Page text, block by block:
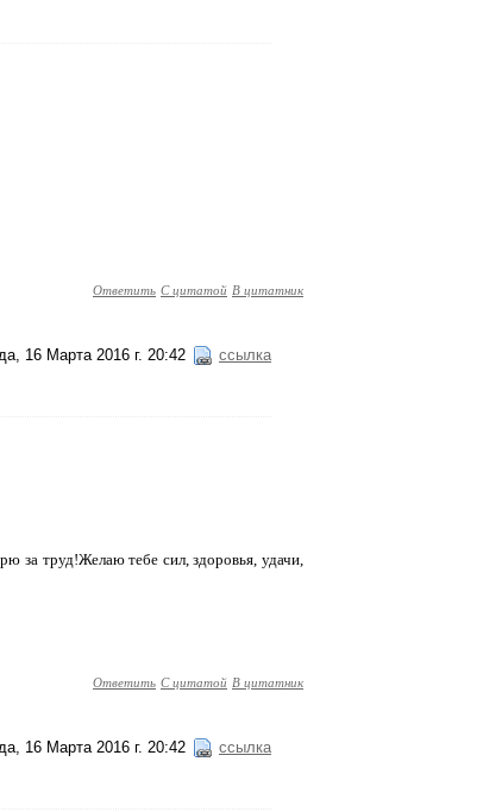
Ответить С цитатой В цитатник
16 Марта 2016 г. 20:42 ссылка
за труд!Желаю тебе сил, здоровья, удачи,
Ответить С цитатой В цитатник
16 Марта 2016 г. 20:42 ссылка